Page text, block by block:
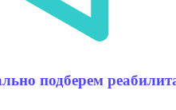
подберем